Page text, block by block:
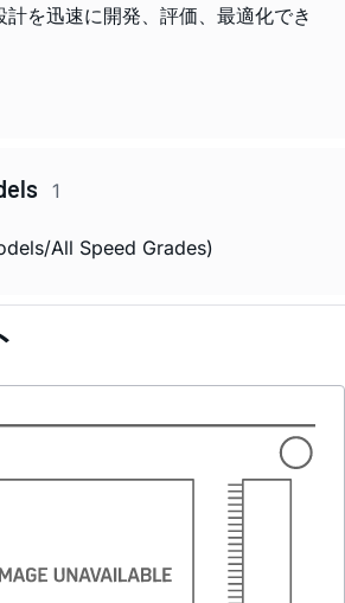
計を迅速に開発、評価、最適化でき
1
All Speed Grades)